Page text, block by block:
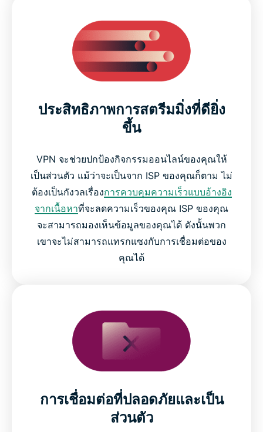
ประสิทธิภาพการสตรีมมิ่งที่ดียิ่ง
ขึ้น
VPN จะช่วยปกป้องกิจกรรมออนไลน์ของคุณให้
เป็นส่วนตัว แม้ว่าจะเป็นจาก ISP ของคุณก็ตาม ไม่
ต้องเป็นกังวลเรื่องการควบคุมความเร็วแบบอ้างอิง
จากเนื้อหาที่จะลดความเร็วของคุณ ISP ของคุณ
จะสามารถมองเห็นข้อมูลของคุณได้ ดังนั้นพวก
เขาจะไม่สามารถแทรกแซงกับการเชื่อมต่อของ
คุณได้
การเชื่อมต่อที่ปลอดภัยและเป็น
ส่วนตัว